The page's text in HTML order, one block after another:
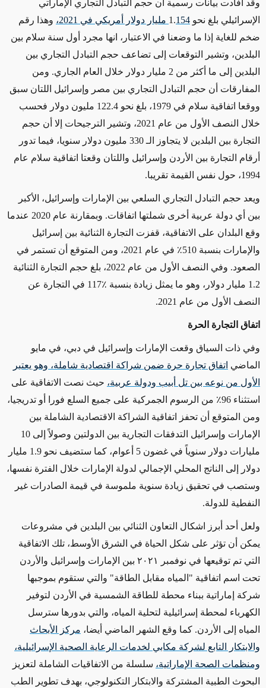
وقد أفادت بيانات رسمية أن حجم التبادل التجاري الإماراتي
الإسرائيلي بلغ نحو 1. 154 مليار دولار أمريكي في 2021،
وهذا رقم
ضخم للغاية إذا ما وضعنا في الاعتبار، انها مجرد أول سنة سلام بين
البلدين، وتشير التوقعات إلى تضاعف حجم التبادل التجاري بين
البلدين إلى ما أكثر من 2 مليار دولار خلال العام الجاري. ومن
المفارقات أن حجم التبادل التجاري بين مصر وإسرائيل اللتان سبق
ووقعا اتفاقية سلام في 1979، بلغ نحو 122.4 مليون دولار فحسب
خلال النصف الأول من عام 2021، وتشير الترجيحات إلا أن حجم
التجارة بين البلدين لا يتجاوز الـ 330 مليون دولار سنويا، فيما تدور
أرقام التجارة بين الأردن وإسرائيل واللتان وقعتا اتفاقية سلام عام
1994، حول نفس القيمة تقريبا.
ويعد حجم التبادل التجاري السلعي بين الإمارات وإسرائيل، الأكبر
بين أي دولة عربية أخرى شملتها اتفاقات. وبمقارنة
عام 2020 عندما
وقع البلدان على الاتفاقية، قفزت التجارة الثنائية بين إسرائيل
والإمارات بنسبة 510٪ في عام 2021، ومن المتوقع أن تستمر في
الصعود.
وفي النصف الأول من عام 2022، بلغ حجم التجارة الثنائية
1.2 مليار دولار، وهو ما يمثل زيادة بنسبة ٪117 في التجارة عن
النصف الأول من عام 2021.
اتفاق التجارة الحرة
وفي ذات السياق وقعت الإمارات وإسرائيل في دبي، في مايو
الماضي اتفاق تجارة حرة ضمن شراكة اقتصادية شاملة، وهو يعتبر
الأول من نوعه بين تل أبيب ودولة عربية، حيث نصت الاتفاقية على
استثناء 96٪ من الرسوم الجمركية على جميع السلع فورا أو تدريجيا،
ومن المتوقع أن تحفز اتفاقية الشراكة الاقتصادية الشاملة بين
الإمارات وإسرائيل التدفقات التجارية بين الدولتين وصولاً إلى 10
مليارات دولار سنوياً في غضون 5 أعوام، كما ستضيف نحو 1.9 مليار
دولار إلى الناتج المحلي الإجمالي لدولة الإمارات خلال الفترة نفسها،
وستصب في تحقيق زيادة سنوية ملموسة في قيمة الصادرات غير
النفطية للدولة.
ولعل أحد أبرز اشكال التعاون الثنائي بين البلدين في مشروعات
يمكن أن تؤثر على شكل الحياة في الشرق الأوسط، تلك الاتفاقية
التي تم توقيعها في نوفمبر ٢٠٢١ بين الإمارات وإسرائيل والأردن
تحت اسم اتفاقية "المياه مقابل الطاقة" والتي ستقوم بموجبها
شركة إماراتية ببناء محطة للطاقة الشمسية في الأردن لتوفير
الكهرباء لمحطة إسرائيلية لتحلية المياه، والتي بدورها سترسل
المياه إلى الأردن. كما وقع الشهر الماضي أيضا، مركز الأبحاث
والابتكار التابع لشركة مكابي لخدمات الرعاية الصحية الإسرائيلية،
ومنظمات الصحة الإماراتية، سلسلة من الاتفاقيات الشاملة لتعزيز
البحوث الطبیة المشتركة والابتكار التكنولوجي، بھدف تطوير الطب